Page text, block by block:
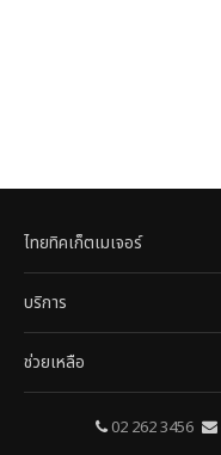
ไทยทิคเก็ตเมเจอร์
บริการ
ช่วยเหลือ
02 262 3456